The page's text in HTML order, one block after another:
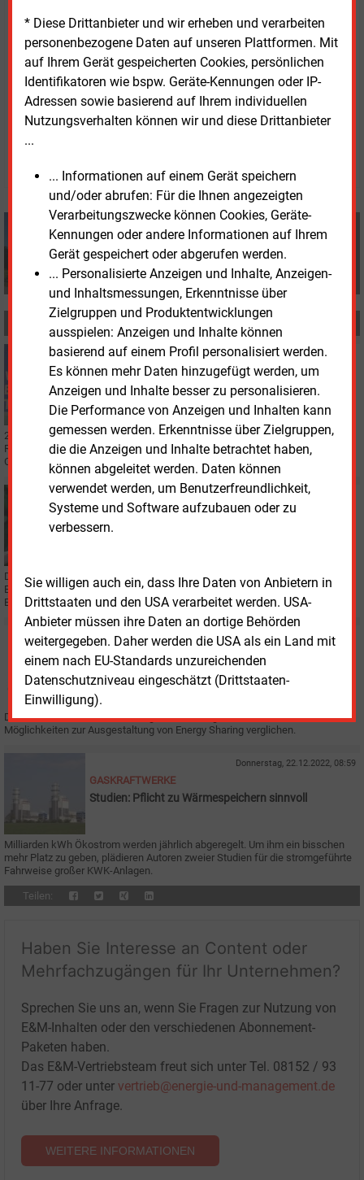
* Diese Drittanbieter und wir erheben und verarbeiten
personenbezogene Daten auf unseren Plattformen. Mit
auf Ihrem Gerät gespeicherten Cookies, persönlichen
Identifikatoren wie bspw. Geräte-Kennungen oder IP-
Adressen sowie basierend auf Ihrem individuellen
Nutzungsverhalten können wir und diese Drittanbieter
...
... Informationen auf einem Gerät speichern
und/oder abrufen: Für die Ihnen angezeigten
Verarbeitungszwecke können Cookies, Geräte-
Kennungen oder andere Informationen auf Ihrem
Gerät gespeichert oder abgerufen werden.
... Personalisierte Anzeigen und Inhalte, Anzeigen-
und Inhaltsmessungen, Erkenntnisse über
Zielgruppen und Produktentwicklungen
ausspielen: Anzeigen und Inhalte können
basierend auf einem Profil personalisiert werden.
Es können mehr Daten hinzugefügt werden, um
Anzeigen und Inhalte besser zu personalisieren.
Die Performance von Anzeigen und Inhalten kann
gemessen werden. Erkenntnisse über Zielgruppen,
die die Anzeigen und Inhalte betrachtet haben,
können abgeleitet werden. Daten können
verwendet werden, um Benutzerfreundlichkeit,
Systeme und Software aufzubauen oder zu
verbessern.
Sie willigen auch ein, dass Ihre Daten von Anbietern in
Drittstaaten und den USA verarbeitet werden. USA-
Anbieter müssen ihre Daten an dortige Behörden
weitergegeben. Daher werden die USA als ein Land mit
einem nach EU-Standards unzureichenden
Datenschutzniveau eingeschätzt (Drittstaaten-
Einwilligung).
Jahresabschluss Spenden in Höhe von rund
1,2 Millionen Euro. Im Jahr davor waren des
2,6 Millionen Euro.
Freitag, 12.04.2024, 14:02 Uhr
Manfred Fischer
Manfred Fischer
+49 (0) 8152 9311 0
info@energie-und-management.de
Donnerstag, 20.11.2025, 17:20
VERANSTALTUNGEN
Vor der Windkraft-Branche Verzicht predigen und
Beifall ernten
25 Jahre EEG sind eine Erfolgsgeschichte. Es sei nun aber Zeit, mit der
Reform Pfründe aufzugeben und den Silberjubilar zu entschlacken, meint der
Chef der Stiftung Umweltenergierecht.
Donnerstag, 31.10.2024, 11:24
TECHNIK
Weltmarkt für saubere Energietechnologie wächst
Der Weltmarkt für saubere Energietechnologien wird laut der Internationalen
Energieagentur von knapp 650 Milliarden Euro im Jahr 2023 über 1,85
Billionen Euro im Jahr 2035 anwachsen.
Montag, 6.11.2023, 14:52
STUDIEN
Das Öko-Institut und die Stiftung Umweltenergierecht haben in einer Studie
Möglichkeiten zur Ausgestaltung von Energy Sharing verglichen.
Donnerstag, 22.12.2022, 08:59
GASKRAFTWERKE
Studien: Pflicht zu Wärmespeichern sinnvoll
Milliarden kWh Ökostrom werden jährlich abgeregelt. Um ihm ein bisschen
mehr Platz zu geben, plädieren Autoren zweier Studien für die stromgeführte
Fahrweise großer KWK-Anlagen.
Teilen:
Haben Sie Interesse an Content oder
Mehrfachzugängen für Ihr Unternehmen?
Sprechen Sie uns an, wenn Sie Fragen zur Nutzung von
E&M-Inhalten oder den verschiedenen Abonnement-
Paketen haben.
Das E&M-Vertriebsteam freut sich unter Tel. 08152 / 93
11-77 oder unter vertrieb@energie-und-management.de
über Ihre Anfrage.
WEITERE INFORMATIONEN